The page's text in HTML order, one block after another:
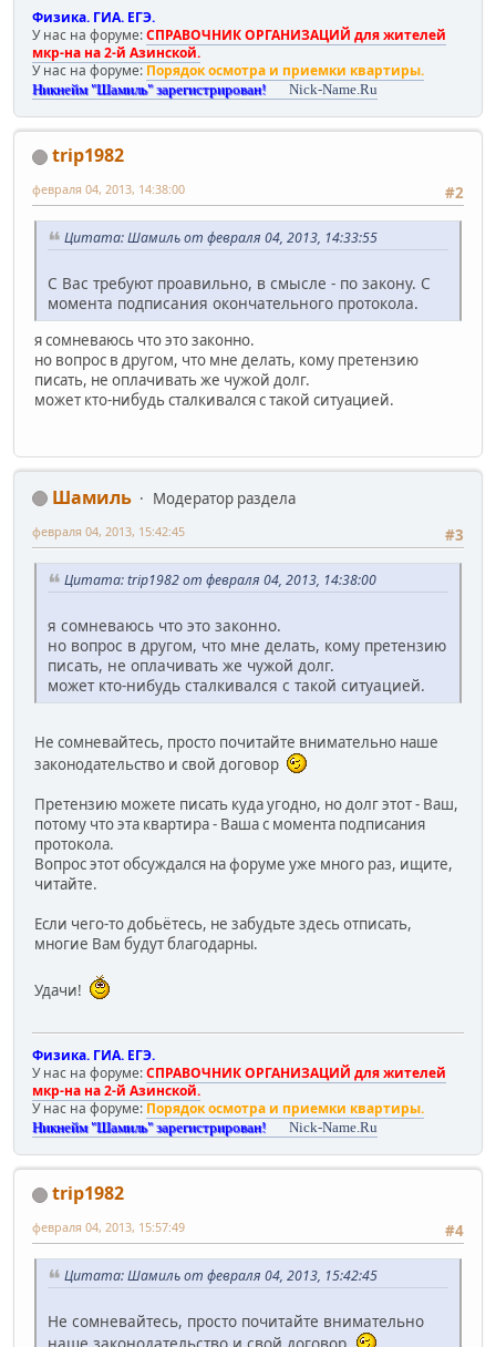
Физика. ГИА. ЕГЭ.
У нас на форуме:СПРАВОЧНИК ОРГАНИЗАЦИЙ для жителей
мкр-на на 2-й Азинской.
У нас на форуме: Порядок осмотра и приемки квартиры.
Никнейм "Шамиль" зарегистрирован! Nick-Name.Ru
trip1982
#2
февраля 04, 2013, 14:38:00
Цитата: Шамиль от февраля 04, 2013, 14:33:55
С Вас требуют проавильно, в смысле - по закону. С
момента подписания окончательного протокола.
я сомневаюсь что это законно.
но вопрос в другом, что мне делать, кому претензию
писать, не оплачивать же чужой долг.
может кто-нибудь сталкивался с такой ситуацией.
Шамиль
Модератор раздела
#3
февраля 04, 2013, 15:42:45
Цитата: trip1982 от февраля 04, 2013, 14:38:00
я сомневаюсь что это законно.
но вопрос в другом, что мне делать, кому претензию
писать, не оплачивать же чужой долг.
может кто-нибудь сталкивался с такой ситуацией.
Не сомневайтесь, просто почитайте внимательно наше
законодательство и свой договор
Претензию можете писать куда угодно, но долг этот - Ваш,
потому что эта квартира - Ваша с момента подписания
протокола.
Вопрос этот обсуждался на форуме уже много раз, ищите,
читайте.
Если чего-то добьётесь, не забудьте здесь отписать,
многие Вам будут благодарны.
Удачи!
Физика. ГИА. ЕГЭ.
У нас на форуме:СПРАВОЧНИК ОРГАНИЗАЦИЙ для жителей
мкр-на на 2-й Азинской.
У нас на форуме: Порядок осмотра и приемки квартиры.
Никнейм "Шамиль" зарегистрирован! Nick-Name.Ru
trip1982
#4
февраля 04, 2013, 15:57:49
Цитата: Шамиль от февраля 04, 2013, 15:42:45
Не сомневайтесь, просто почитайте внимательно